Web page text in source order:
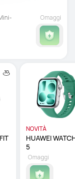
Omaggi
NOVITÀ
HUAWEI
Omaggi